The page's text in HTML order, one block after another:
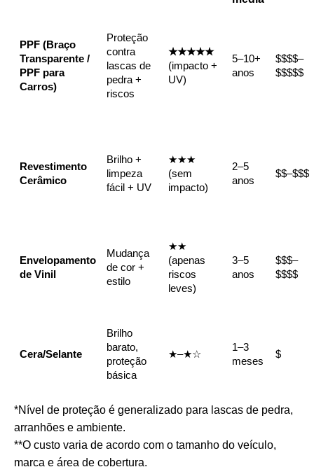
PPF (Braço
Transparente /
PPF para
Carros)
Proteção
contra
lascas de
pedra +
riscos
★★★★★
(impacto +
UV)
5–10+
anos
$$$$–
$$$$$
Revestimento
Cerâmico
Brilho +
limpeza
fácil + UV
★★★
(sem
impacto)
2–5
anos
$$–$$$
Envelopamento
de Vinil
Mudança
de cor +
estilo
★★
(apenas
riscos
leves)
3–5
anos
$$$–
$$$$
Cera/Selante
Brilho
barato,
proteção
básica
★–★☆
1–3
meses
$
*Nível de proteção é generalizado para lascas de pedra,
arranhões e ambiente.
**O custo varia de acordo com o tamanho do veículo,
marca e área de cobertura.